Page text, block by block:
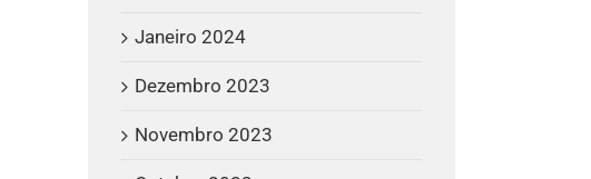
Janeiro 2024
Dezembro 2023
Novembro 2023